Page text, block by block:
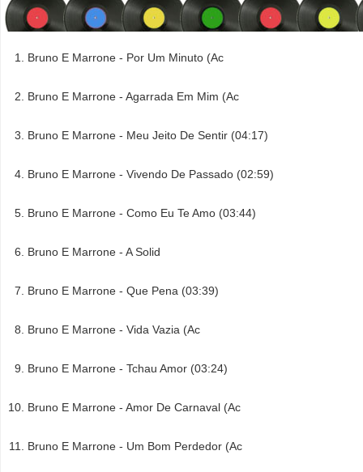
Bruno E Marrone - Por Um Minuto (Ac
Bruno E Marrone - Agarrada Em Mim (Ac
Bruno E Marrone - Meu Jeito De Sentir (04:17)
Bruno E Marrone - Vivendo De Passado (02:59)
Bruno E Marrone - Como Eu Te Amo (03:44)
Bruno E Marrone - A Solid
Bruno E Marrone - Que Pena (03:39)
Bruno E Marrone - Vida Vazia (Ac
Bruno E Marrone - Tchau Amor (03:24)
Bruno E Marrone - Amor De Carnaval (Ac
Bruno E Marrone - Um Bom Perdedor (Ac